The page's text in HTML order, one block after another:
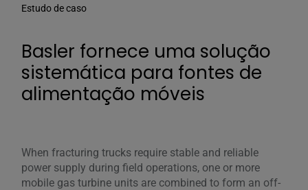
Estudo de caso
Basler fornece uma solução
sistemática para fontes de
alimentação móveis
When fracturing trucks require stable and reliable
power supply during field operations, one or more
mobile gas turbine units are combined to form an off-